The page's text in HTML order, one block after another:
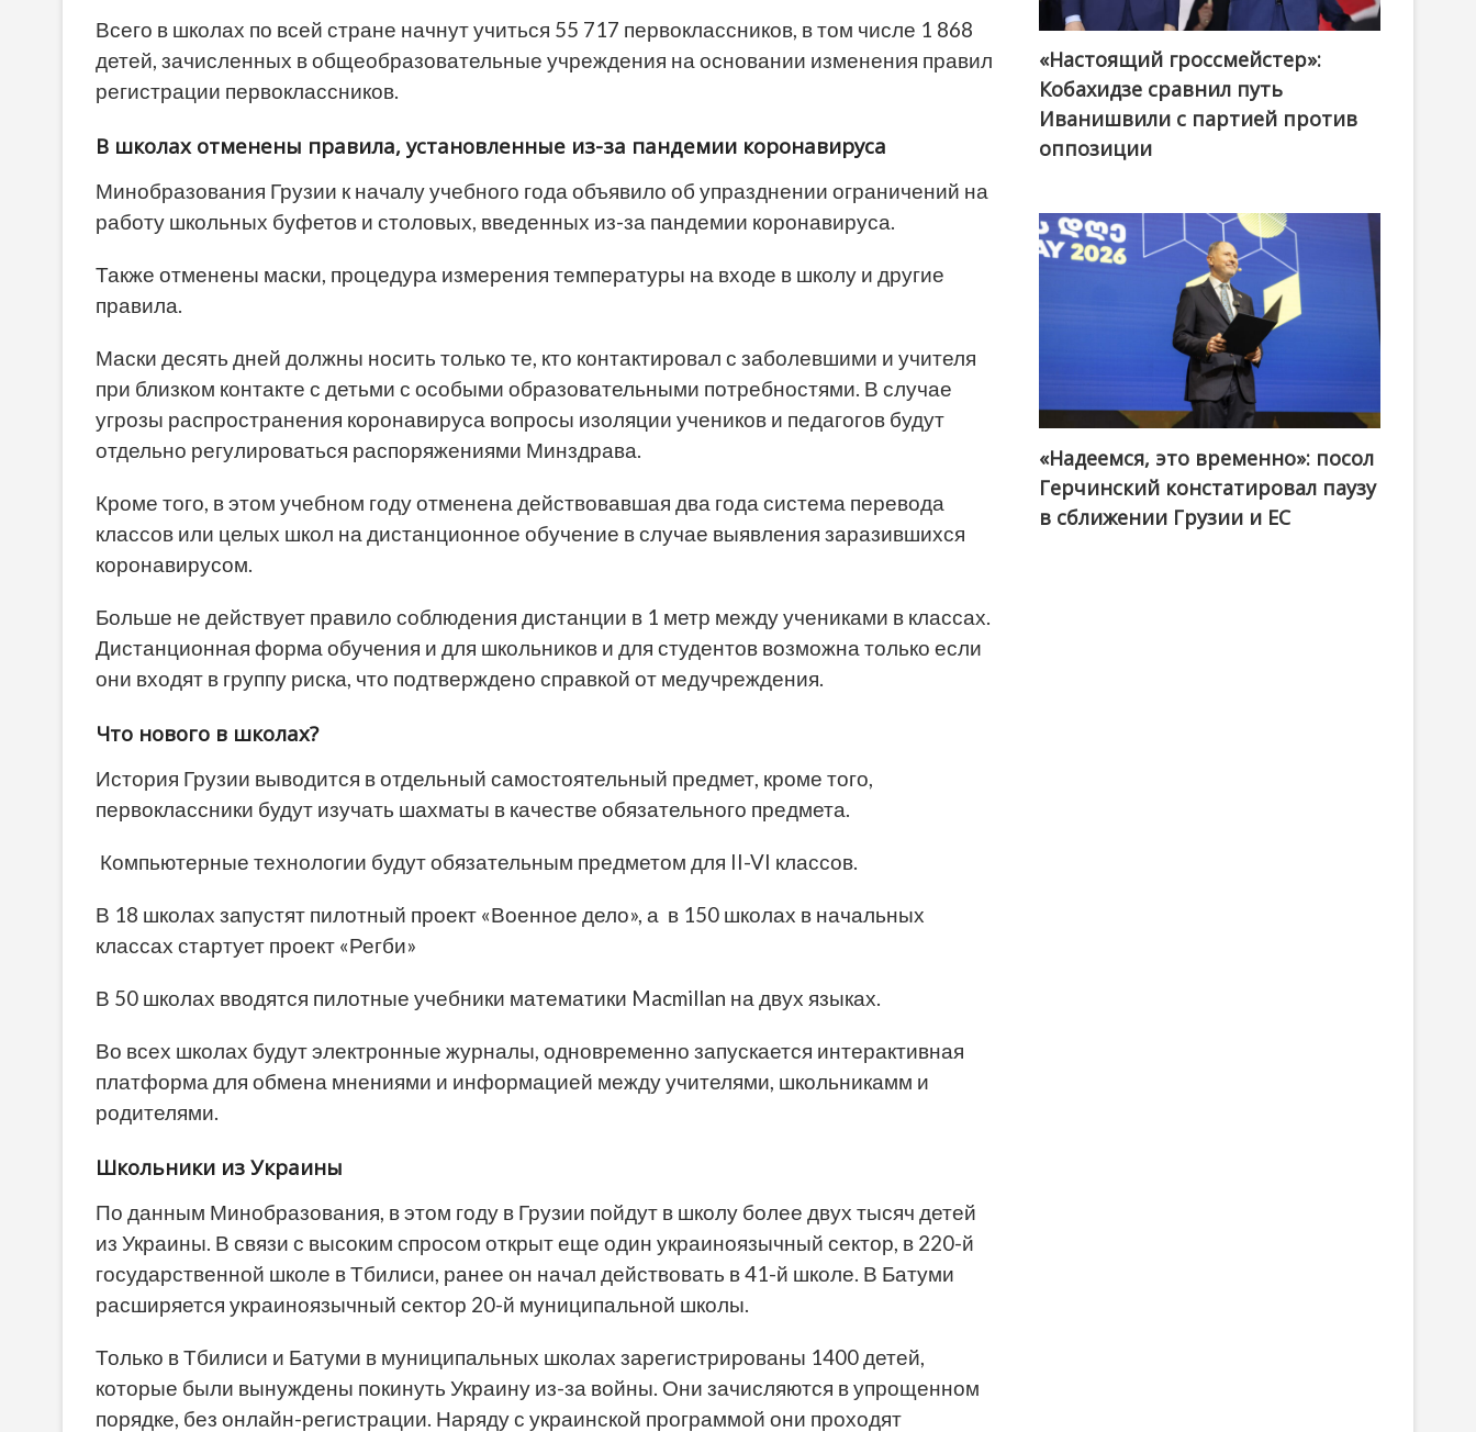
Всего в школах по всей стране начнут учиться 55 717 первоклассников, в том числе 1 868
детей, зачисленных в общеобразовательные учреждения на основании изменения правил
регистрации первоклассников.
В школах отменены правила, установленные из-за пандемии коронавируса
Минобразования Грузии к началу учебного года объявило об упразднении ограничений на
работу школьных буфетов и столовых, введенных из-за пандемии коронавируса.
Также отменены маски, процедура измерения температуры на входе в школу и другие
правила.
Маски десять дней должны носить только те, кто контактировал с заболевшими и учителя
при близком контакте с детьми с особыми образовательными потребностями. В случае
угрозы распространения коронавируса вопросы изоляции учеников и педагогов будут
отдельно регулироваться распоряжениями Минздрава.
Кроме того, в этом учебном году отменена действовавшая два года система перевода
классов или целых школ на дистанционное обучение в случае выявления заразившихся
коронавирусом.
Больше не действует правило соблюдения дистанции в 1 метр между учениками в классах.
Дистанционная форма обучения и для школьников и для студентов возможна только если
они входят в группу риска, что подтверждено справкой от медучреждения.
Что нового в школах?
История Грузии выводится в отдельный самостоятельный предмет, кроме того,
первоклассники будут изучать шахматы в качестве обязательного предмета.
Компьютерные технологии будут обязательным предметом для II-VI классов.
В 18 школах запустят пилотный проект «Военное дело», а в 150 школах в начальных
классах стартует проект «Регби»
В 50 школах вводятся пилотные учебники математики Macmillan на двух языках.
Во всех школах будут электронные журналы, одновременно запускается интерактивная
платформа для обмена мнениями и информацией между учителями, школьникамм и
родителями.
Школьники из Украины
По данным Минобразования, в этом году в Грузии пойдут в школу более двух тысяч детей
из Украины. В связи с высоким спросом открыт еще один украиноязычный сектор, в 220-й
государственной школе в Тбилиси, ранее он начал действовать в 41-й школе. В Батуми
расширяется украиноязычный сектор 20-й муниципальной школы.
Только в Тбилиси и Батуми в муниципальных школах зарегистрированы 1400 детей,
которые были вынуждены покинуть Украину из-за войны. Они зачисляются в упрощенном
порядке, без онлайн-регистрации. Наряду с украинской программой они проходят
@ქართული ოცნება / Georgian Dream
«Настоящий гроссмейстер»:
Кобахидзе сравнил путь
Иванишвили с партией против
оппозиции
«Надеемся, это временно»: посол
Герчинский констатировал паузу
в сближении Грузии и ЕС